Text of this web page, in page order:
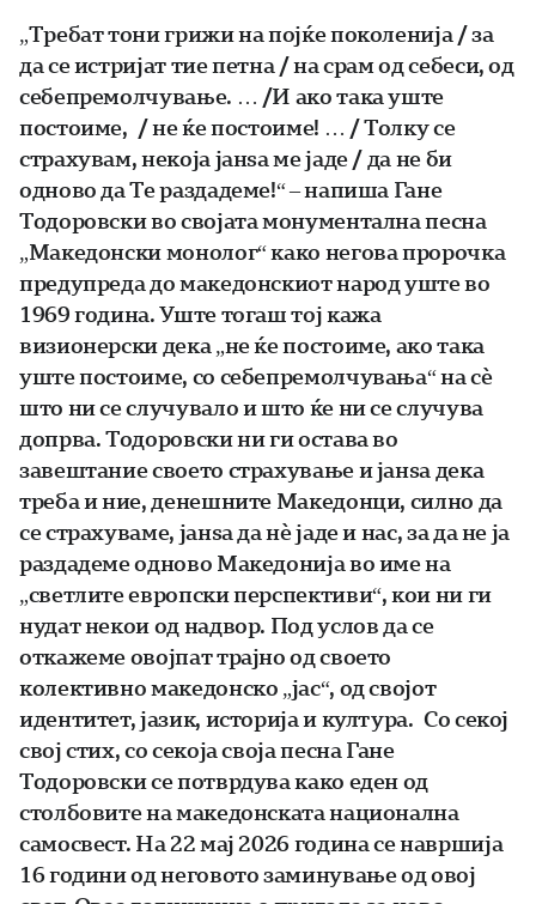
„Требат тони грижи на појќе поколенија / за
да се истријат тие петна / на срам од себеси, од
себепремолчување. … /И ако така уште
постоиме, / не ќе постоиме! … / Толку се
страхувам, некоја јанѕа ме јаде / да не би
одново да Те раздадеме!“ – напиша Гане
Тодоровски во својата монументална песна
„Македонски монолог“ како негова пророчка
предупреда до македонскиот народ уште во
1969 година. Уште тогаш тој кажа
визионерски дека „не ќе постоиме, ако така
уште постоиме, со себепремолчувања“ на сѐ
што ни се случувало и што ќе ни се случува
допрва. Тодоровски ни ги остава во
завештание своето страхување и јанѕа дека
треба и ние, денешните Македонци, силно да
се страхуваме, јанѕа да нѐ јаде и нас, за да не ја
раздадеме одново Македонија во име на
„светлите европски перспективи“, кои ни ги
нудат некои од надвор. Под услов да се
откажеме овојпат трајно од своето
колективно македонско „јас“, од својот
идентитет, јазик, историја и култура. Со секој
свој стих, со секоја своја песна Гане
Тодоровски се потврдува како еден од
столбовите на македонската национална
самосвест. На 22 мај 2026 година се навршија
16 години од неговото заминување од овој